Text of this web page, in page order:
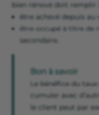
bien rénové doit remplir
être achevé depuis au
être occupé à titre de
secondaire.
Bon à savoir
Le bénéfice du
cumuler avec
le client peut par